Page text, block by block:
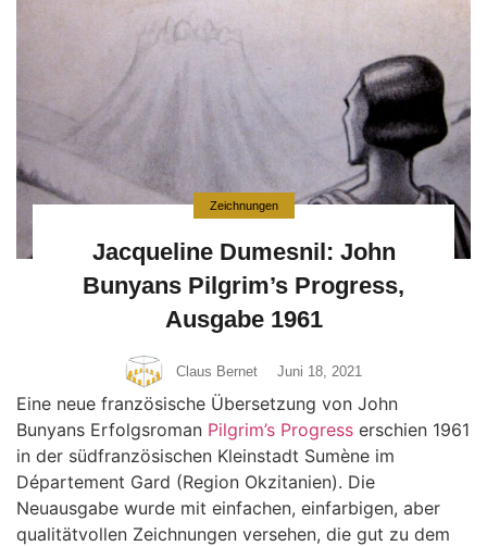
Zeichnungen
Jacqueline Dumesnil: John
Bunyans Pilgrim’s Progress,
Ausgabe 1961
Claus Bernet Juni 18, 2021
Eine neue französische Übersetzung von John
Bunyans Erfolgsroman Pilgrim’s Progress erschien 1961
in der südfranzösischen Kleinstadt Sumène im
Département Gard (Region Okzitanien). Die
Neuausgabe wurde mit einfachen, einfarbigen, aber
qualitätvollen Zeichnungen versehen, die gut zu dem